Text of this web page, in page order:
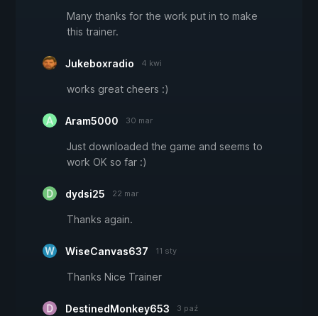
Many thanks for the work put in to make
this trainer.
Jukeboxradio 4 kwi
works great cheers :)
Aram5000 30 mar
Just downloaded the game and seems to
work OK so far :)
dydsi25 22 mar
Thanks again.
WiseCanvas637 11 sty
Thanks Nice Trainer
DestinedMonkey653 3 paź